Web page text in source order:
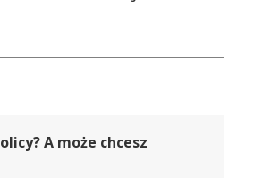
A może chcesz